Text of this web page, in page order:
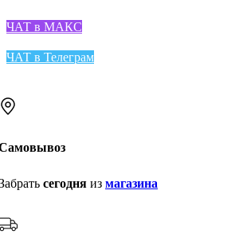
ЧАТ в МАКС
ЧАТ в Телеграм
сегодня из магазина